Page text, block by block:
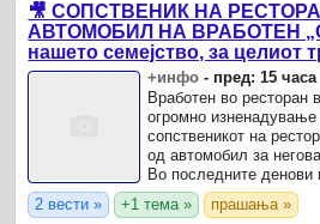
🎥 СОПСТВЕНИК НА
АВТОМОБИЛ НА ВРАБОТЕН
нашето семејство, за целиот
сте ги вложиле овде“
+инфо - пред: 15 часа
Вработен во ресторан
огромно изненадување
сопственикот на
од автомобил за
Во последните денови
од Србија во кое
долгогодишен ...
2 вести » +1 тема » прашања »